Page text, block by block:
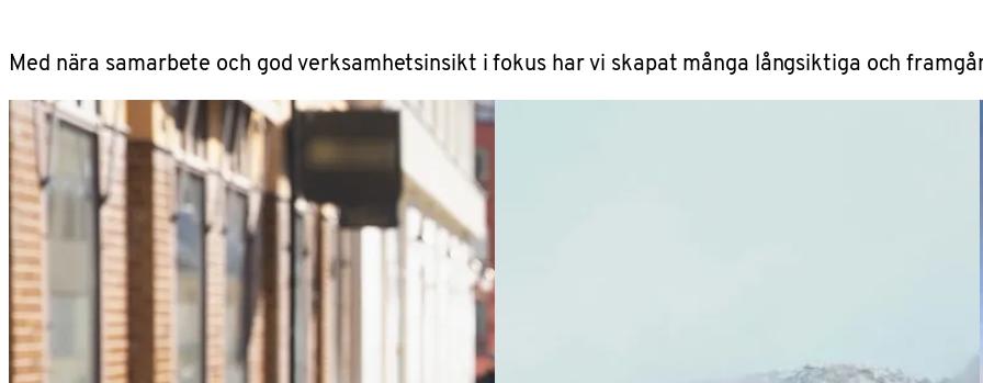
Med nära samarbete och god verksamhetsinsikt i fokus har vi skapat många långsiktiga och